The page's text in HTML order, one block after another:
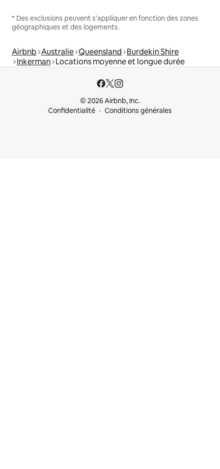
* Des exclusions peuvent s'appliquer en fonction des zones
géographiques et des logements.
Airbnb Australie Queensland Burdekin Shire
Inkerman Locations moyenne et longue durée
© 2026 Airbnb, Inc.
Confidentialité
Conditions générales